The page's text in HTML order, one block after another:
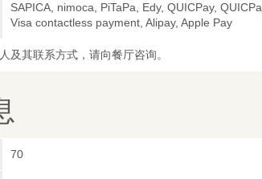
SAPICA, nimoca, PiTaPa, Edy, QUICPay,
Visa contactless payment, Alipay, Apple Pay
及其联系方式，请向餐厅咨询。
70